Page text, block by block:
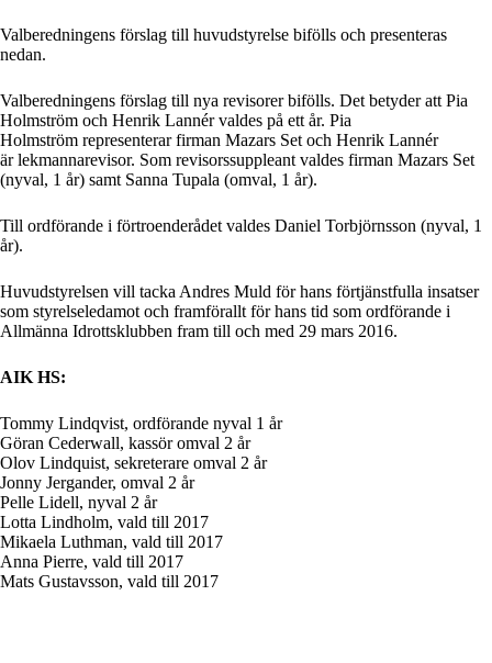
Valberedningens förslag till huvudstyrelse bifölls och presenteras
nedan.
Valberedningens förslag till nya revisorer bifölls. Det betyder att Pia
Holmström och Henrik Lannér valdes på ett år. Pia
Holmström representerar firman Mazars Set och Henrik Lannér
är lekmannarevisor. Som revisorssuppleant valdes firman Mazars Set
(nyval, 1 år) samt Sanna Tupala (omval, 1 år).
Till ordförande i förtroenderådet valdes Daniel Torbjörnsson (nyval, 1
år).
Huvudstyrelsen vill tacka Andres Muld för hans förtjänstfulla insatser
som styrelseledamot och framförallt för hans tid som ordförande i
Allmänna Idrottsklubben fram till och med 29 mars 2016.
AIK HS:
Tommy Lindqvist, ordförande nyval 1 år
Göran Cederwall, kassör omval 2 år
Olov Lindquist, sekreterare omval 2 år
Jonny Jergander, omval 2 år
Pelle Lidell, nyval 2 år
Lotta Lindholm, vald till 2017
Mikaela Luthman, vald till 2017
Anna Pierre, vald till 2017
Mats Gustavsson, vald till 2017